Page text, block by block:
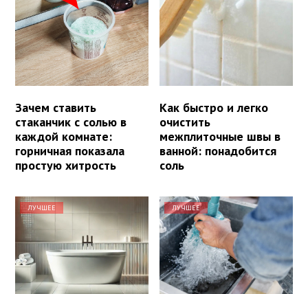
Зачем ставить
стаканчик с солью в
каждой комнате:
горничная показала
простую хитрость
Как быстро и легко
очистить
межплиточные швы в
ванной: понадобится
соль
ЛУЧШЕЕ ЛУЧШЕЕ